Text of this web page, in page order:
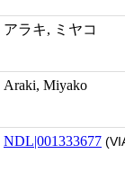
アラキ, ミヤコ
Araki, Miyako
NDL|001333677